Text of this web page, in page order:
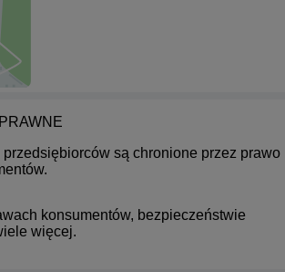
są chronione przez prawo
konsumentów, bezpieczeństwie
więcej.